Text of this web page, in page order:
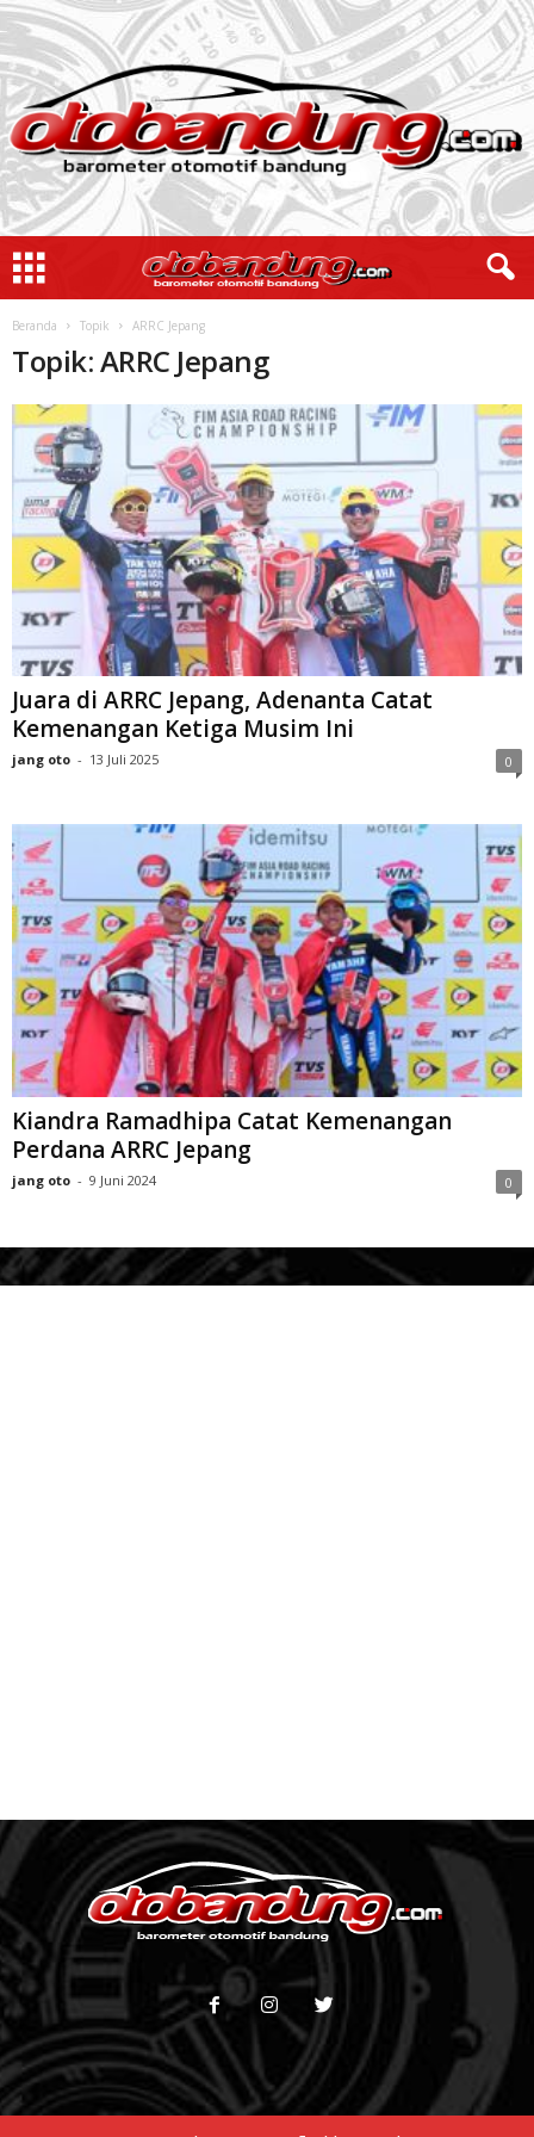
Beranda Topik ARRC Jepang
Topik: ARRC Jepang
Juara di ARRC Jepang, Adenanta Catat
Kemenangan Ketiga Musim Ini
jang oto - 13 Juli 2025 0
Kiandra Ramadhipa Catat Kemenangan
Perdana ARRC Jepang
jang oto - 9 Juni 2024 0